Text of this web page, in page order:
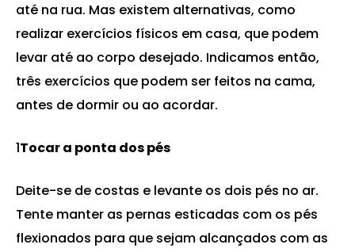
até na rua. Mas existem alternativas, como
realizar exercícios físicos em casa, que podem
levar até ao corpo desejado. Indicamos então,
três exercícios que podem ser feitos na cama,
antes de dormir ou ao acordar.
1Tocar a ponta dos pés
Deite-se de costas e levante os dois pés no ar.
Tente manter as pernas esticadas com os pés
flexionados para que sejam alcançados com as